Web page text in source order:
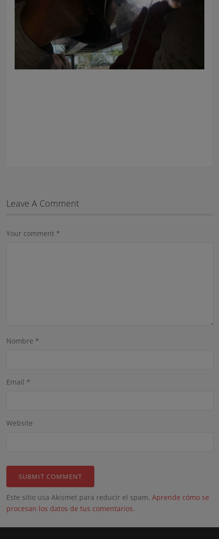
Leave A Comment
Your comment *
Nombre *
Email *
Website
Este sitio usa Akismet para reducir el spam.Aprende cómo se
procesan los datos de tus comentarios.